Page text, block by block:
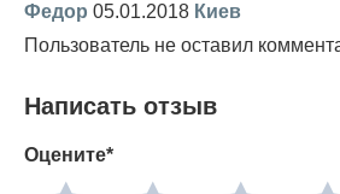
Федор 05.01.2018 Киев
Пользователь не оставил
Написать отзыв
Оцените*